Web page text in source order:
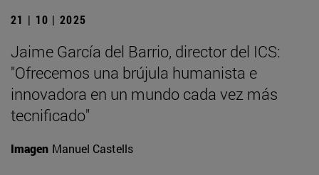
21 | 10 | 2025
Jaime García del Barrio, director del ICS:
"Ofrecemos una brújula humanista e
innovadora en un mundo cada vez más
tecnificado"
Imagen Manuel Castells